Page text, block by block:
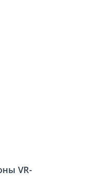
VR-